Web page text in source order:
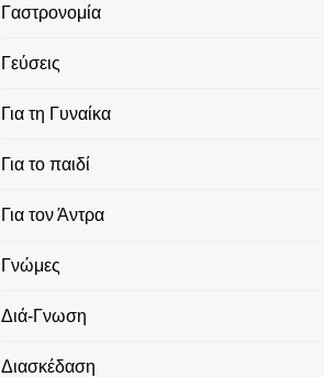
Γαστρονομία
Γεύσεις
Για τη Γυναίκα
Για το παιδί
Για τον Άντρα
Γνώμες
Διά-Γνωση
Διασκέδαση